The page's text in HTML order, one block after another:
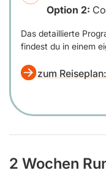
Option 2:
Das detaillierte
findest du in einem
zum
2 Wochen